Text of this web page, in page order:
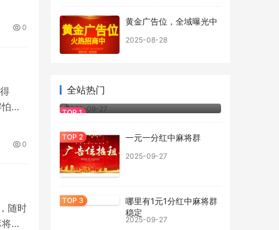
，
0
骗
0
随时
，
黄金广告位，全域曝光中
2025-08-28
全站热门
正规一元一分红中麻将群
2025-09-27
一元一分红中麻将群
2025-09-27
哪里有1元1分红中麻将群
稳定
2025-09-27